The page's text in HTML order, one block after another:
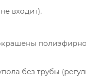
входит).
без трубы